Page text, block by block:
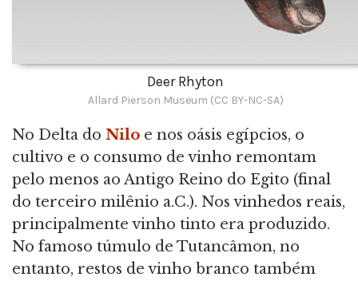
Deer Rhyton
Allard Pierson Museum (CC BY-NC-SA)
No Delta do Nilo e nos oásis egípcios, o
cultivo e o consumo de vinho remontam
pelo menos ao Antigo Reino do Egito (final
do terceiro milênio a.C.). Nos vinhedos reais,
principalmente vinho tinto era produzido.
No famoso túmulo de Tutancâmon, no
entanto, restos de vinho branco também